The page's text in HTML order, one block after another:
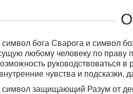
бога Сварога и символ
любому человеку по праву
руководствоваться
чувства и
защищающий Разум от